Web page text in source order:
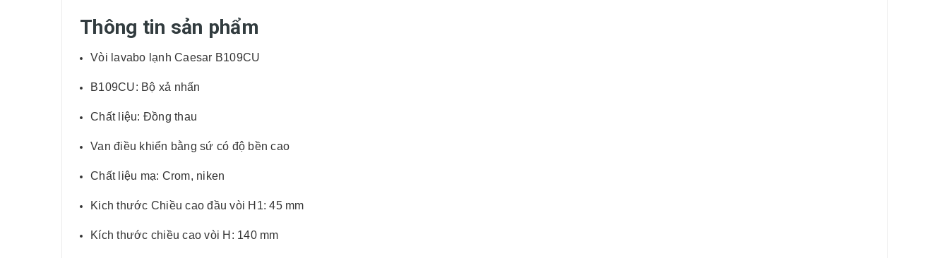
Thông tin sản phẩm
Vòi lavabo lạnh Caesar B109CU
B109CU: Bộ xả nhấn
Chất liệu: Đồng thau
Van điều khiển bằng sứ có độ bền cao
Chất liệu mạ: Crom, niken
Kich thước Chiều cao đầu vòi H1: 45 mm
Kích thước chiều cao vòi H: 140 mm